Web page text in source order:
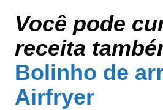
Você pode
receita
Bolinho de
Airfryer